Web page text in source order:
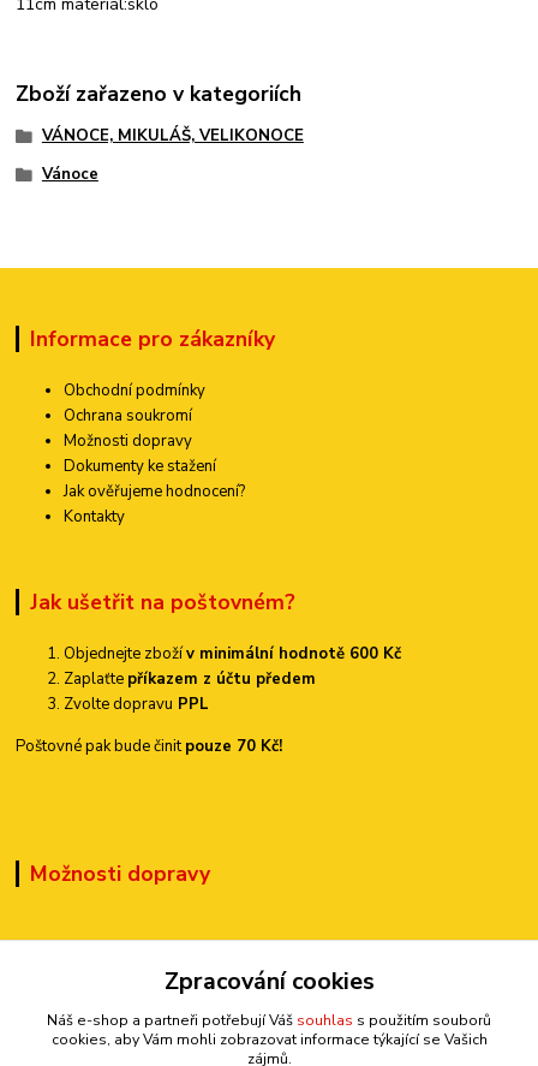
Zboží zařazeno v kategoriích
VÁNOCE, MIKULÁŠ, VELIKONOCE
Vánoce
Informace pro zákazníky
Obchodní podmínky
Ochrana soukromí
Možnosti dopravy
Dokumenty ke stažení
Jak ověřujeme hodnocení?
Kontakty
Jak ušetřit na poštovném?
Objednejte zbožív minimální hodnotě 600 Kč
Zaplaťte příkazem z účtu předem
Zvolte dopravu PPL
Poštovné pak bude činitpouze 70 Kč!
Možnosti dopravy
Kontakty
Zpracování cookies
Náš e-shop a partneři potřebují Váš souhlas s použitím souborů
cookies, aby Vám mohli zobrazovat informace týkající se Vašich
zájmů.